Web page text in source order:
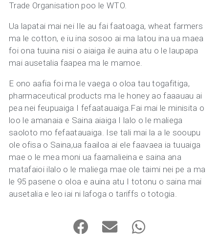
Trade Organisation poo le WTO.
Ua lapatai mai nei Ile au fai faatoaga, wheat farmers
ma le cotton, e iu ina sosoo ai ma latou ina ua maea
foi ona tuuina nisi o aiaiga ile auina atu o le laupapa
mai ausetalia faapea ma le mamoe.
E ono aafia foi ma le vaega o oloa tau togafitiga,
pharmaceutical products ma le honey ao faaauau ai
pea nei feupuaiga I fefaatauaiga.Fai mai le minisita o
loo le amanaia e Saina aiaiga I lalo o le maliega
saoloto mo fefaatauaiga. Ise tali mai la a le sooupu
ole ofisa o Saina,ua faailoa ai ele faavaea ia tuuaiga
mae o le mea moni ua faamalieina e saina ana
matafaioi ilalo o le maliega mae ole taimi nei pe a ma
le 95 pasene o oloa e auina atu I totonu o saina mai
ausetalia e leo iai ni lafoga o tariffs o totogia.